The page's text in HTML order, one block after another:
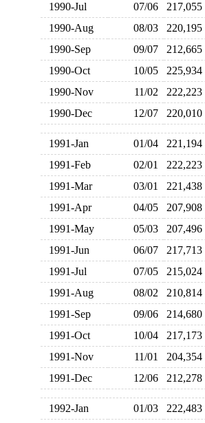
1990-Jul
07/06 217,055
1990-Aug
08/03 220,195
1990-Sep
09/07 212,665
1990-Oct
10/05 225,934
1990-Nov
11/02 222,223
1990-Dec
12/07 220,010
1991-Jan 01/04 221,194
1991-Feb
02/01 222,223
1991-Mar
03/01 221,438
1991-Apr
04/05 207,908
1991-May
05/03 207,496
1991-Jun
06/07 217,713
1991-Jul
07/05 215,024
1991-Aug
08/02 210,814
1991-Sep
09/06 214,680
1991-Oct
10/04 217,173
1991-Nov
11/01 204,354
1991-Dec
12/06 212,278
1992-Jan 01/03 222,483